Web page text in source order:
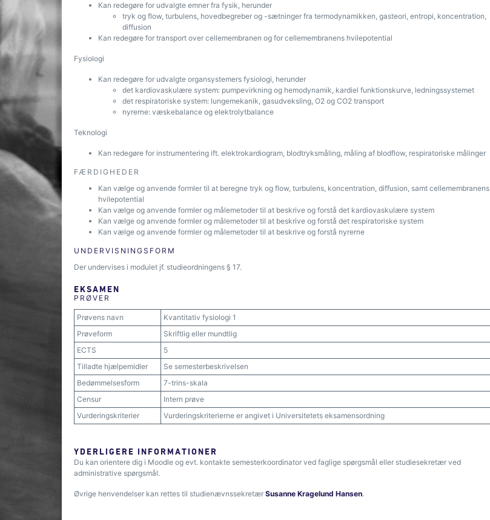
Kan redegøre for udvalgte emner fra fysik, herunder
tryk og flow, turbulens, hovedbegreber og -sætninger fra termodynamikken, gasteori, entropi, koncentration,
diffusion
Kan redegøre for transport over cellemembranen og for cellemembranens hvilepotential
Fysiologi
Kan redegøre for udvalgte organsystemers fysiologi, herunder
det kardiovaskulære system: pumpevirkning og hemodynamik, kardiel funktionskurve, ledningssystemet
det respiratoriske system: lungemekanik, gasudveksling, O2 og CO2 transport
nyrerne: væskebalance og elektrolytbalance
Teknologi
Kan redegøre for instrumentering ift. elektrokardiogram, blodtryksmåling, måling af blodflow, respiratoriske målinger
FÆRDIGHEDER
Kan vælge og anvende formler til at beregne tryk og flow, turbulens, koncentration, diffusion, samt cellemembranens
hvilepotential
Kan vælge og anvende formler og målemetoder til at beskrive og forstå det kardiovaskulære system
Kan vælge og anvende formler og målemetoder til at beskrive og forstå det respiratoriske system
Kan vælge og anvende formler og målemetoder til at beskrive og forstå nyrerne
UNDERVISNINGSFORM
Der undervises i modulet jf. studieordningens § 17.
EKSAMEN
PRØVER
Prøvens navn
Kvantitativ fysiologi 1
Prøveform
Skriftlig eller mundtlig
ECTS
5
Tilladte hjælpemidler
Se semesterbeskrivelsen
Bedømmelsesform
7-trins-skala
Censur
Intern prøve
Vurderingskriterier
Vurderingskriterierne er angivet i Universitetets eksamensordning
YDERLIGERE INFORMATIONER
Du kan orientere dig i Moodle og evt. kontakte semesterkoordinator ved faglige spørgsmål eller studiesekretær ved
administrative spørgsmål.
Øvrige henvendelser kan rettes til studienævnssekretær Susanne Kragelund Hansen.